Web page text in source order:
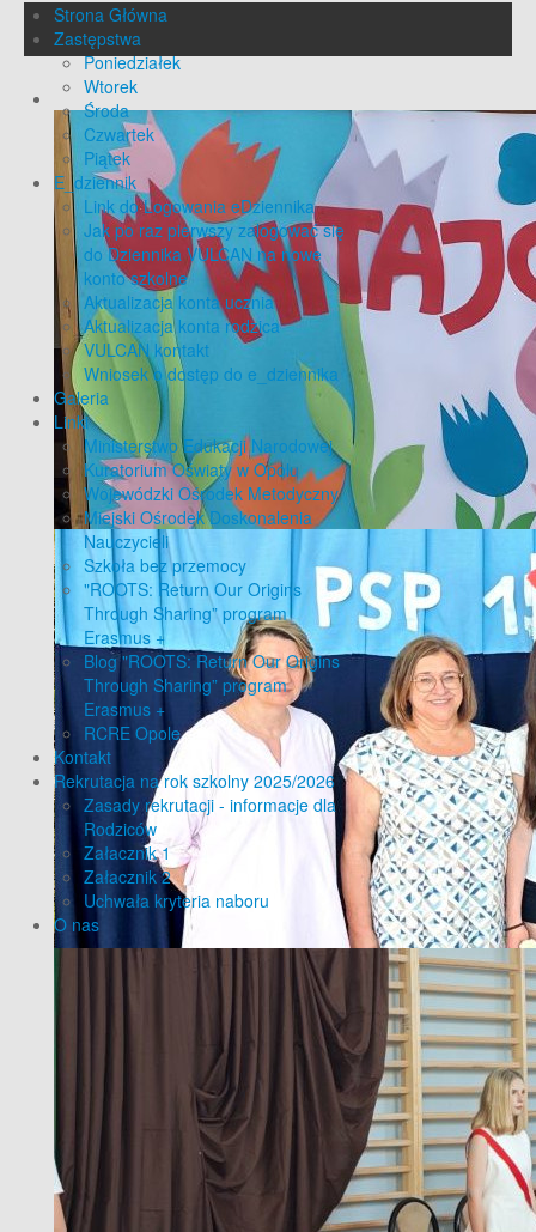
Strona Główna
Zastępstwa
Poniedziałek
Wtorek
Środa
Czwartek
Piątek
E_dziennik
Link do Logowania eDziennika
Jak po raz pierwszy zalogować się
do Dziennika VULCAN na nowe
konto szkolne
Aktualizacja konta ucznia
Aktualizacja konta rodzica
VULCAN kontakt
Wniosek o dostęp do e_dziennika
Galeria
Linki
Ministerstwo Edukacji Narodowej
Kuratorium Oświaty w Opolu
Wojewódzki Ośrodek Metodyczny
Miejski Ośrodek Doskonalenia
Nauczycieli
Szkoła bez przemocy
"ROOTS: Return Our Origins
Through Sharing” program
Erasmus +
Blog "ROOTS: Return Our Origins
Through Sharing” program
Erasmus +
RCRE Opole
Kontakt
Rekrutacja na rok szkolny 2025/2026
Zasady rekrutacji - informacje dla
Rodziców
Załacznik 1
Załacznik 2
Uchwała kryteria naboru
O nas